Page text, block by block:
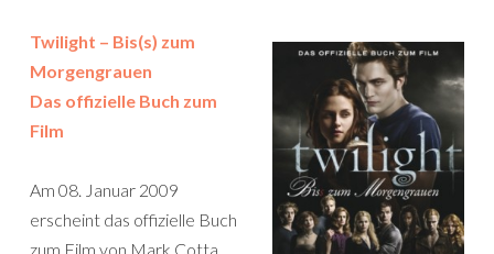
Twilight – Bis(s) zum
Morgengrauen
Das offizielle Buch zum
Film
Am 08. Januar 2009
erscheint das offizielle Buch
zum Film von Mark Cotta